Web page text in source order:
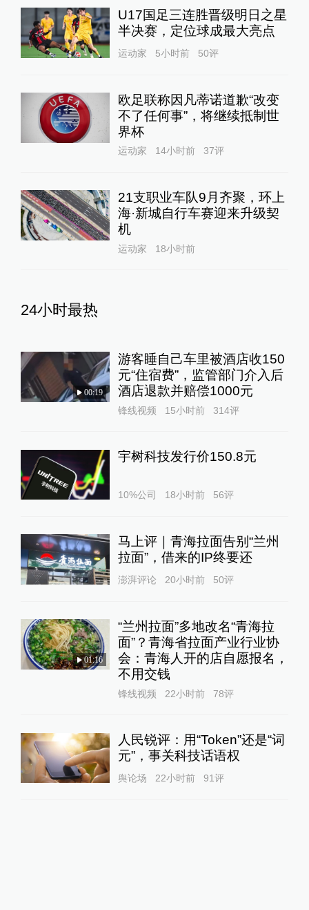
U17国足三连胜晋级明日之星
半决赛，定位球成最大亮点
运动家 5小时前 50评
欧足联称因凡蒂诺道歉“改变
不了任何事”，将继续抵制世
界杯
运动家 14小时前 37评
21支职业车队9月齐聚，环上
海·新城自行车赛迎来升级契
机
运动家 18小时前
24小时最热
00:19
游客睡自己车里被酒店收150
元“住宿费”，监管部门介入后
酒店退款并赔偿1000元
锋线视频 15小时前 314评
宇树科技发行价150.8元
10%公司 18小时前 56评
马上评｜青海拉面告别“兰州
拉面”，借来的IP终要还
澎湃评论 20小时前 50评
01:16
“兰州拉面”多地改名“青海拉
面”？青海省拉面产业行业协
会：青海人开的店自愿报名，
不用交钱
锋线视频 22小时前 78评
人民锐评：用“Token”还是“词
元”，事关科技话语权
舆论场 22小时前 91评